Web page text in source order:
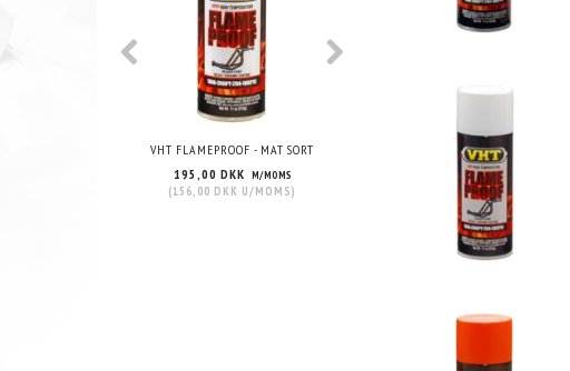
VHT FLAMEPROOF - MAT SORT
195,00 DKK M/MOMS
(156,00 DKK U/MOMS)
VHT FLAMEPROOF - MAT GRÅ GRUNDER
195,00 DKKM/MOMS
156,00 DKKU/MOMS